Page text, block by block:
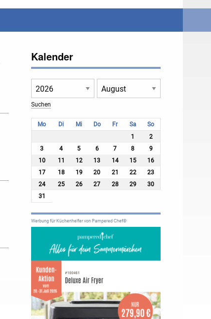
Kalender
Mo Di Mi Do Fr Sa
So
1
2
3
4 5 6 7 8
9
10
11 12 13 14 15
16
17
18 19 20 21 22
23
24
25 26 27 28 29
30
31
Werbung für Küchenhelfer von Pampered Chef®